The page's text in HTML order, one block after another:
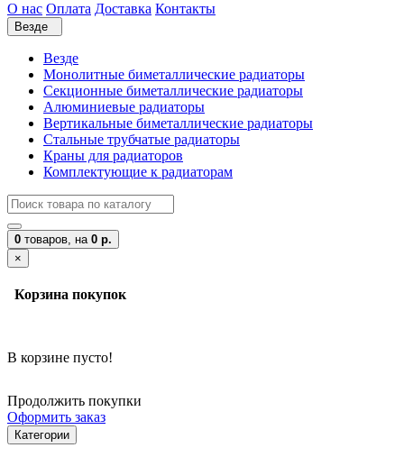
О нас Оплата Доставка Контакты
Везде
Везде
Монолитные биметаллические радиаторы
Секционные биметаллические радиаторы
Алюминиевые радиаторы
Вертикальные биметаллические радиаторы
Стальные трубчатые радиаторы
Краны для радиаторов
Комплектующие к радиаторам
0 товаров, на 0 р.
×
Корзина покупок
В корзине пусто!
Продолжить покупки
Оформить заказ
Категории